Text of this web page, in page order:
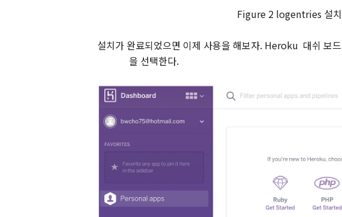
Figure 2logentries 설치
설치가 완료되었으면 이제 사용을 해보자. Heroku 대쉬 보
을 선택한다.